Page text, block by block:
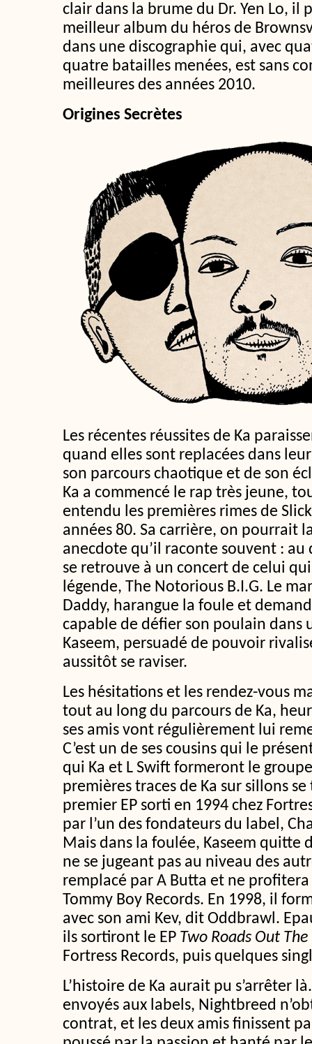
clair dans la brume du Dr. Yen Lo, il
meilleur album du héros de
dans une discographie qui, avec
quatre batailles menées, est sans
meilleures des années 2010.
Origines Secrètes
Les récentes réussites de Ka
quand elles sont replacées dans
son parcours chaotique et de son
Ka a commencé le rap très jeune,
entendu les premières rimes de
années 80. Sa carrière, on pourrait
anecdote qu’il raconte souvent : au
se retrouve à un concert de celui
légende, The Notorious B.I.G. Le
Daddy, harangue la foule et
capable de défier son poulain dans
Kaseem, persuadé de pouvoir
aussitôt se raviser.
Les hésitations et les rendez-vous
tout au long du parcours de Ka,
ses amis vont régulièrement lui
C’est un de ses cousins qui le
qui Ka et L Swift formeront le
premières traces de Ka sur sillons
premier EP sorti en 1994 chez
par l’un des fondateurs du label,
Mais dans la foulée, Kaseem quitte
ne se jugeant pas au niveau des
remplacé par A Butta et ne
Tommy Boy Records. En 1998, il
avec son ami Kev, dit Oddbrawl.
ils sortiront le EP Two Roads Out
Fortress Records, puis quelques
L’histoire de Ka aurait pu s’arrêter
envoyés aux labels, Nightbreed
contrat, et les deux amis finissent